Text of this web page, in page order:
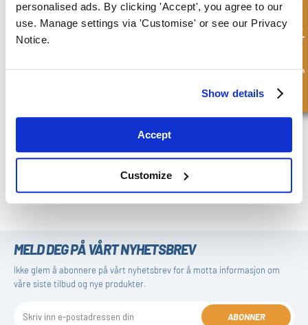
personalised ads. By clicking 'Accept', you agree to our
use. Manage settings via 'Customise' or see our Privacy
Notice.
Show details
Accept
Customize
Stangtetning med klipsbar slitasjering
MELD DEG PÅ VÅRT NYHETSBREV
Ikke glem å abonnere på vårt nyhetsbrev for å motta informasjon om
våre siste tilbud og nye produkter.
ABONNER
Hurtigforespørsel